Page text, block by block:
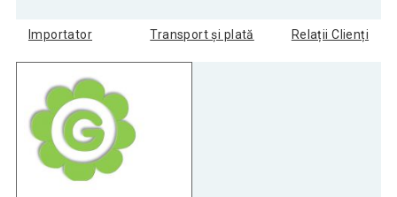
Importator Transport și plată Relații Clienți